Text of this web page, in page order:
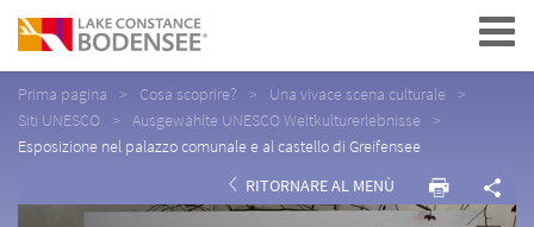
Navigation
Prima pagina Cosa scoprire?
Una vivace scena culturale
Siti UNESCO
Ausgewählte UNESCO Weltkulturerlebnisse
Esposizione nel palazzo comunale e al castello di Greifensee
RITORNARE AL MENÙ